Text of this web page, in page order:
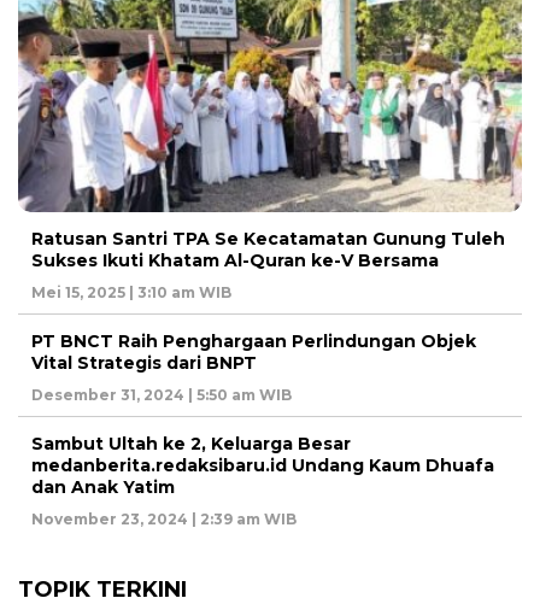
Ratusan Santri TPA Se Kecatamatan Gunung Tuleh
Sukses Ikuti Khatam Al-Quran ke-V Bersama
Mei 15, 2025 | 3:10 am WIB
PT BNCT Raih Penghargaan Perlindungan Objek
Vital Strategis dari BNPT
Desember 31, 2024 | 5:50 am WIB
Sambut Ultah ke 2, Keluarga Besar
medanberita.redaksibaru.id Undang Kaum Dhuafa
dan Anak Yatim
November 23, 2024 | 2:39 am WIB
TOPIK TERKINI